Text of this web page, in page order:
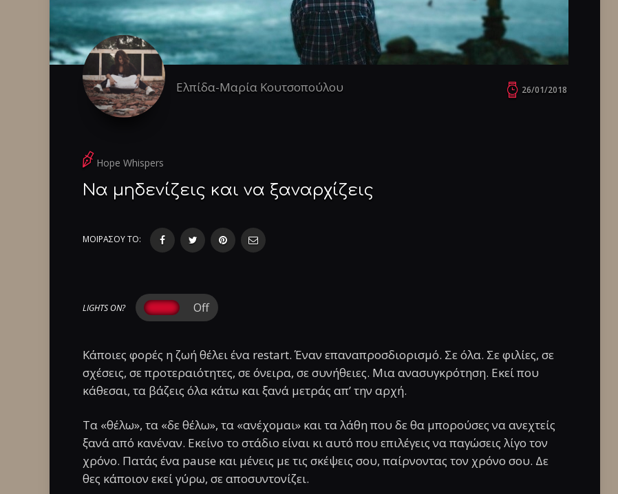
Ελπίδα-Μαρία Κουτσοπούλου 26/01/2018
Hope Whispers
Να μηδενίζεις και να ξαναρχίζεις
ΜΟΙΡΑΣΟΥ ΤΟ:
LIGHTS ON?
Κάποιες φορές η ζωή θέλει ένα restart. Έναν επαναπροσδιορισμό. Σε όλα. Σε φιλίες, σε
σχέσεις, σε προτεραιότητες, σε όνειρα, σε συνήθειες. Μια ανασυγκρότηση. Εκεί που
κάθεσαι, τα βάζεις όλα κάτω και ξανά μετράς απ’ την αρχή.
Τα «θέλω», τα «δε θέλω», τα «ανέχομαι» και τα λάθη που δε θα μπορούσες να ανεχτείς
ξανά από κανέναν. Εκείνο το στάδιο είναι κι αυτό που επιλέγεις να παγώσεις λίγο τον
χρόνο. Πατάς ένα pause και μένεις με τις σκέψεις σου, παίρνοντας τον χρόνο σου. Δε
θες κάποιον εκεί γύρω, σε αποσυντονίζει.